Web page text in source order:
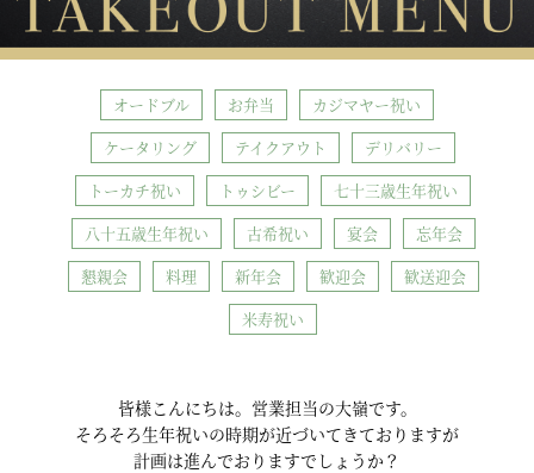
オードブル お弁当
カジマヤー祝い
ケータリング
テイクアウト
デリバリー
トーカチ祝い
トゥシビー
七十三歳生年祝い
八十五歳生年祝い
古希祝い 宴会
忘年会
懇親会
料理 新年会 歓迎会
歓送迎会
米寿祝い
皆様こんにちは。営業担当の大嶺です。
そろそろ生年祝いの時期が近づいてきておりますが
計画は進んでおりますでしょうか？